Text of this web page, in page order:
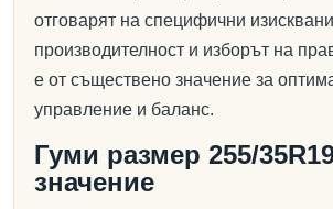
отговарят на специфични
производителност и изборът на
е от съществено значение за
управление и баланс.
Гуми размер 255/
значение